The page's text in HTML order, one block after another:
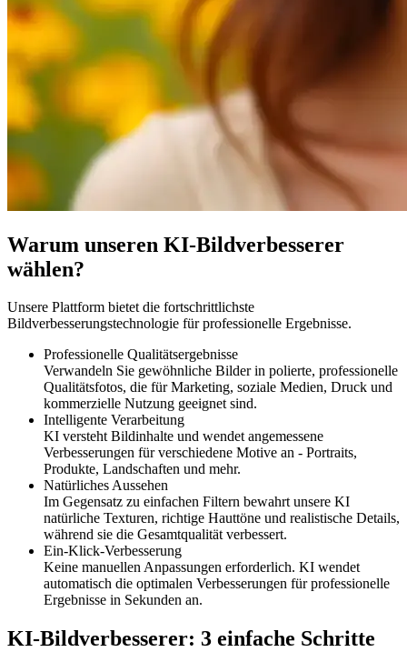
Warum unseren KI-Bildverbesserer
wählen?
Unsere Plattform bietet die fortschrittlichste
Bildverbesserungstechnologie für professionelle Ergebnisse.
Professionelle Qualitätsergebnisse
Verwandeln Sie gewöhnliche Bilder in polierte, professionelle
Qualitätsfotos, die für Marketing, soziale Medien, Druck und
kommerzielle Nutzung geeignet sind.
Intelligente Verarbeitung
KI versteht Bildinhalte und wendet angemessene
Verbesserungen für verschiedene Motive an - Portraits,
Produkte, Landschaften und mehr.
Natürliches Aussehen
Im Gegensatz zu einfachen Filtern bewahrt unsere KI
natürliche Texturen, richtige Hauttöne und realistische Details,
während sie die Gesamtqualität verbessert.
Ein-Klick-Verbesserung
Keine manuellen Anpassungen erforderlich. KI wendet
automatisch die optimalen Verbesserungen für professionelle
Ergebnisse in Sekunden an.
KI-Bildverbesserer: 3 einfache Schritte